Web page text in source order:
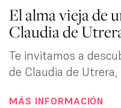
El alma vieja de
Claudia de
Te invitamos a
de Claudia de
MÁS INFORMACIÓN